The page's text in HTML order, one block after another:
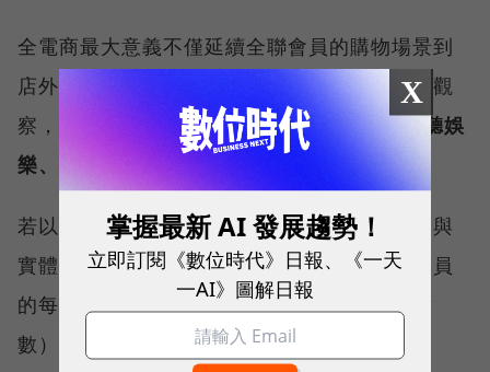
全電商最大意義不僅延續全聯會員的購物場景到
店外，且脫離時間與品項數的限制，據全電商觀
察，現行平台熱銷品類依序為：
3C家電、視聽娛
樂、美妝保養、保健食品、寵物、居家生活。
若以商品數來看，全電商有高達九成品項都是與
實體賣場互補的轉單商品，目的也包含確保會員
的每一筆消費都能在福利點、全點（全支付點
數）的生態圈裡累積、折抵。
X
掌握最新 AI 發展趨勢！
立即訂閱《數位時代》日報、《一天
一AI》圖解日報